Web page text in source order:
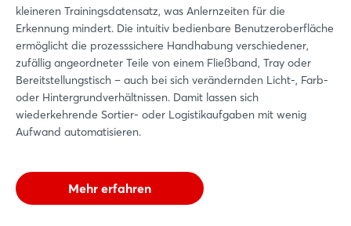
kleineren Trainingsdatensatz, was Anlernzeiten für die
Erkennung mindert. Die intuitiv bedienbare Benutzeroberfläche
ermöglicht die prozesssichere Handhabung verschiedener,
zufällig angeordneter Teile von einem Fließband, Tray oder
Bereitstellungstisch – auch bei sich verändernden Licht-, Farb-
oder Hintergrundverhältnissen. Damit lassen sich
wiederkehrende Sortier- oder Logistikaufgaben mit wenig
Aufwand automatisieren.
Mehr erfahren
Login
Passwort vergessen?